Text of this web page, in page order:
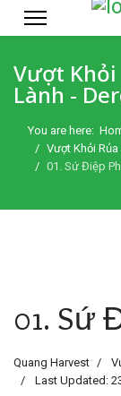
Vượt Khỏi
Lành -
You are here:
Vượt Khỏi
01. Sứ Điệp
01. Sứ
Quang Harvest
Last Updated: